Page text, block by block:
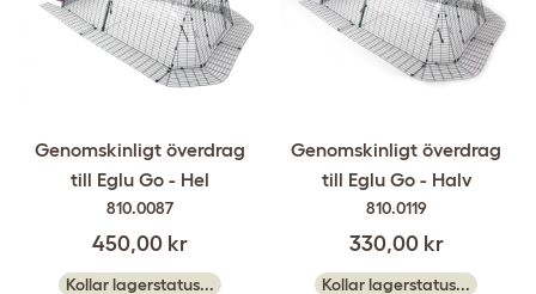
Genomskinligt överdrag
till Eglu Go - Hel
810.0087
450,00 kr
Kollar lagerstatus...
Genomskinligt överdrag
till Eglu Go - Halv
810.0119
330,00 kr
Kollar lagerstatus...